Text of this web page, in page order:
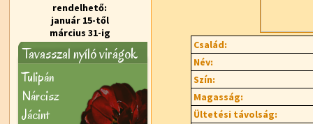
rendelhető:
január 15-től
március 31-ig
Tavasszal nyíló virágok
Tulipán
Nárcisz
Jácint
Család:
Név:
Szín:
Magasság:
Ültetési távolság: